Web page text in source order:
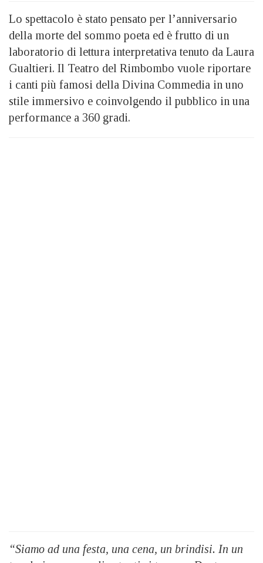
Lo spettacolo è stato pensato per l’anniversario
della morte del sommo poeta ed è frutto di un
laboratorio di lettura interpretativa tenuto da Laura
Gualtieri. Il Teatro del Rimbombo vuole riportare
i canti più famosi della Divina Commedia in uno
stile immersivo e coinvolgendo il pubblico in una
performance a 360 gradi.
“Siamo ad una festa, una cena, un brindisi. In un